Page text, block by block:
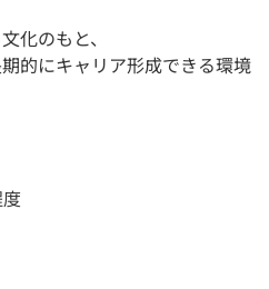
化のもと、
的にキャリア形成できる環境